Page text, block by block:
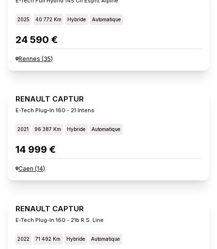
2025 40 772 Km Hybride Automatique
24 590 €
Rennes (35)
RENAULT CAPTUR
E-Tech Plug-In 160 - 21 Intens
2021 96 387 Km Hybride Automatique
14 999 €
Caen (14)
RENAULT CAPTUR
E-Tech Plug-In 160 - 21b R.s. Line
2022 71 492 Km Hybride Automatique